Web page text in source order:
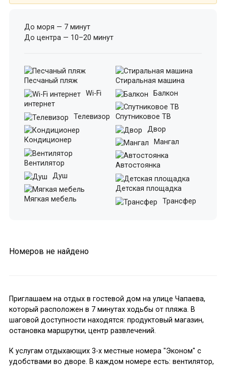
До моря — 7 минут
До центра — 10–20 минут
Песчаный пляж
Wi-Fi
интернет
Телевизор
Кондиционер
Вентилятор
Душ
Мягкая мебель
Стиральная машина
Балкон
Спутниковое ТВ
Двор
Мангал
Автостоянка
Детская площадка
Трансфер
Номеров не найдено
Приглашаем на отдых в гостевой дом на улице Чапаева,
который расположен в 7 минутах ходьбы от пляжа. В
шаговой доступности находятся: продуктовый магазин,
остановка маршрутки, центр развлечений.
К услугам отдыхающих 3-х местные номера "Эконом" с
удобствами во дворе. В каждом номере есть: вентилятор,